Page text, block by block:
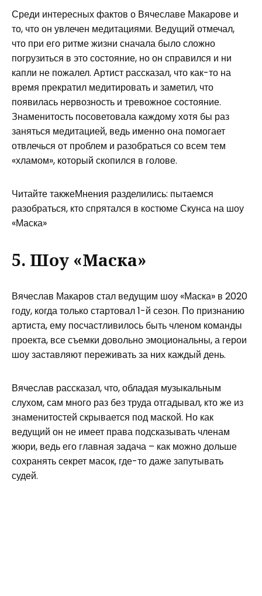
Среди интересных фактов о Вячеславе Макарове и
то, что он увлечен медитациями. Ведущий отмечал,
что при его ритме жизни сначала было сложно
погрузиться в это состояние, но он справился и ни
капли не пожалел. Артист рассказал, что как-то на
время прекратил медитировать и заметил, что
появилась нервозность и тревожное состояние.
Знаменитость посоветовала каждому хотя бы раз
заняться медитацией, ведь именно она помогает
отвлечься от проблем и разобраться со всем тем
«хламом», который скопился в голове.
Читайте такжеМнения разделились: пытаемся
разобраться, кто спрятался в костюме Скунса на шоу
«Маска»
5. Шоу «Маска»
Вячеслав Макаров стал ведущим шоу «Маска» в 2020
году, когда только стартовал 1-й сезон. По признанию
артиста, ему посчастливилось быть членом команды
проекта, все съемки довольно эмоциональны, а герои
шоу заставляют переживать за них каждый день.
Вячеслав рассказал, что, обладая музыкальным
слухом, сам много раз без труда отгадывал, кто же из
знаменитостей скрывается под маской. Но как
ведущий он не имеет права подсказывать членам
жюри, ведь его главная задача – как можно дольше
сохранять секрет масок, где-то даже запутывать
судей.